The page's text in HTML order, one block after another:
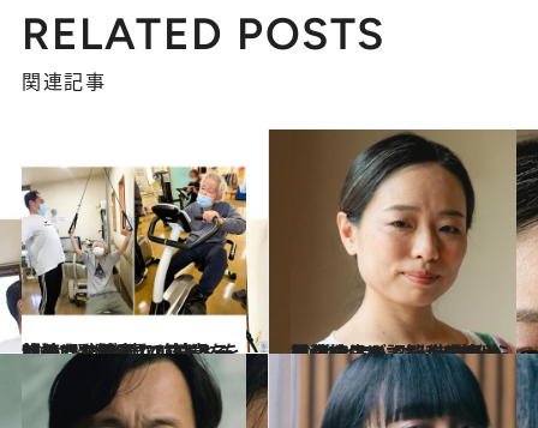
RELATED POSTS
関連記事
2024.11.10
【続きを読む】100歳を超えても健康でい続ける秘訣は？ 98歳で筋トレを始めた父が頑なに守る一つの“習慣”
ライフスタイル 2024.8.24
記憶を失っても、感情は残り続ける。脳科学者・恩蔵絢子が認知症の母から 教えてもらった“自分らしさ”とは
コミック ＆ エッセイ